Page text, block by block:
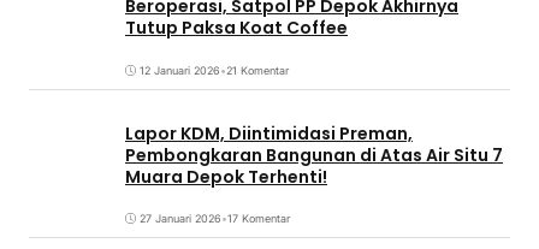
Beroperasi, Satpol PP Depok Akhirnya
Tutup Paksa Koat Coffee
12 Januari 2026•21 Komentar
Lapor KDM, Diintimidasi Preman,
Pembongkaran Bangunan di Atas Air Situ 7
Muara Depok Terhenti!
27 Januari 2026•17 Komentar